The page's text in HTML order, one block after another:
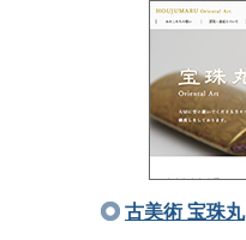
古美術 宝珠丸